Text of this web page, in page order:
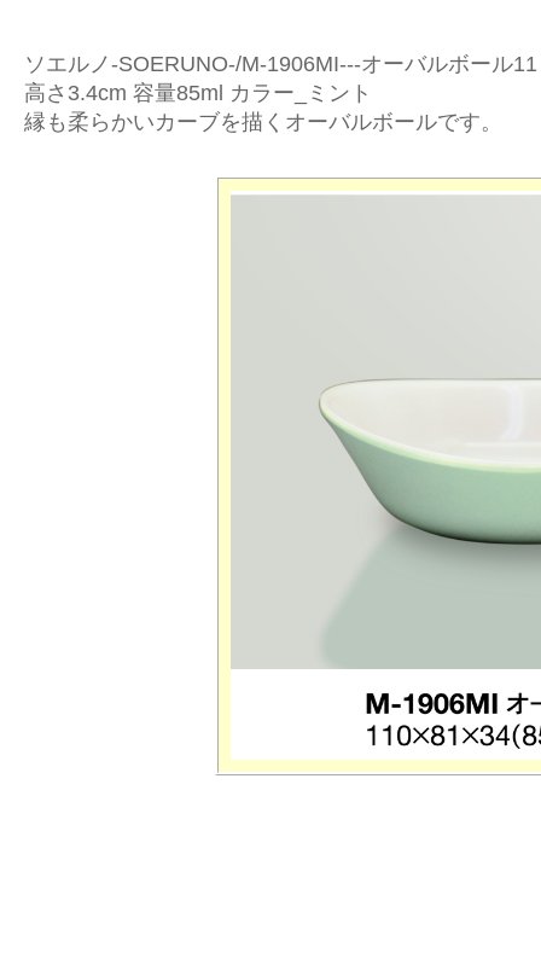
ソエルノ-SOERUNO-/M-1906MI---オーバルボール
高さ3.4cm 容量85ml カラー_ミント
縁も柔らかいカーブを描くオーバルボールです。